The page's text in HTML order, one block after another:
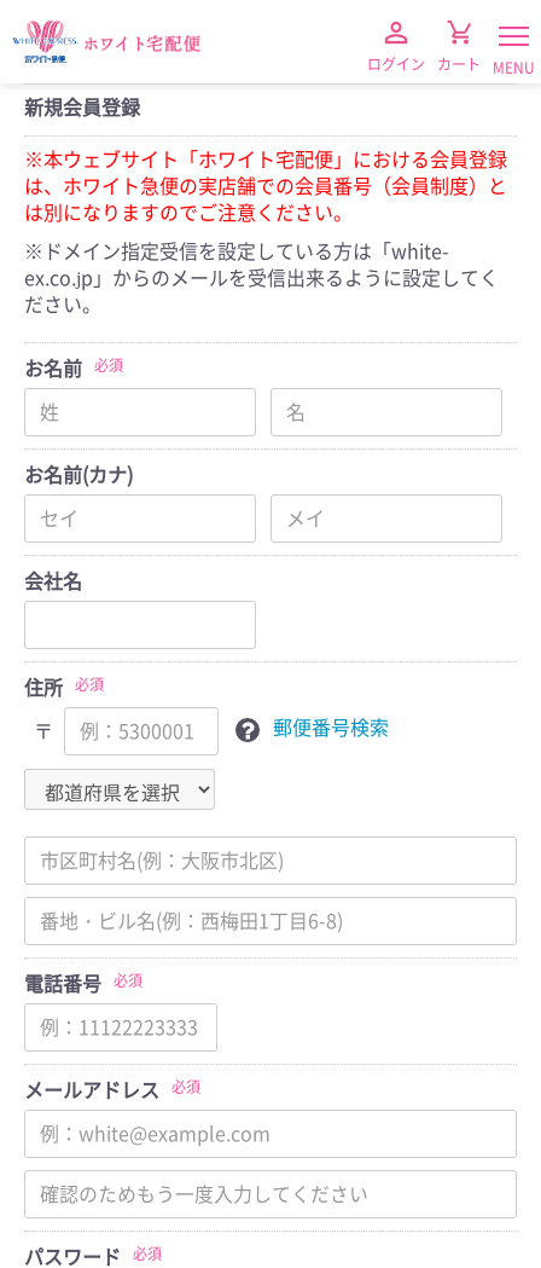
MENU
ログイン カート
新規会員登録
※本ウェブサイト「ホワイト宅配便」における会員登録
は、ホワイト急便の実店舗での会員番号（会員制度）と
は別になりますのでご注意ください。
※ドメイン指定受信を設定している方は「white-
ex.co.jp」からのメールを受信出来るように設定してく
ださい。
お名前 必須
お名前(カナ)
会社名
住所 必須
〒 郵便番号検索
電話番号 必須
メールアドレス 必須
パスワード 必須
衣類クリーニング
衣類クリーニング（保管付き）
布団クリーニング（保管なし）
布団クリーニング
着物クリーニング
プレミアムクリーニング
「店舗」